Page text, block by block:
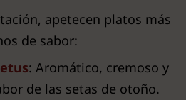
apetecen platos más
de sabor:
: Aromático, cremoso y
de las setas de otoño.